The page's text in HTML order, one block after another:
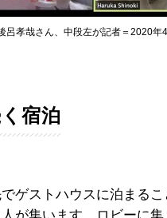
孝哉さん、中段左が記者＝2020年4
宿泊
ゲストハウスに泊まるこ
が集います。ロビーに